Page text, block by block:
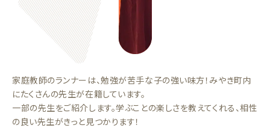
家庭教師のランナーは、勉強が苦手な子の強い味方！みやき町内
にたくさんの先生が在籍しています。
一部の先生をご紹介します。学ぶことの楽しさを教えてくれる、相性
の良い先生がきっと見つかります！